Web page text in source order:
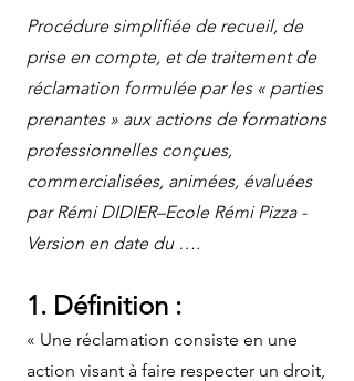
Procédure simplifiée de recueil, de
prise en compte, et de traitement de
réclamation formulée par les « parties
prenantes » aux actions de formations
professionnelles conçues,
commercialisées, animées, évaluées
par Rémi DIDIER–Ecole Rémi Pizza -
Version en date du ….
1. Définition :
« Une réclamation consiste en une
action visant à faire respecter un droit,